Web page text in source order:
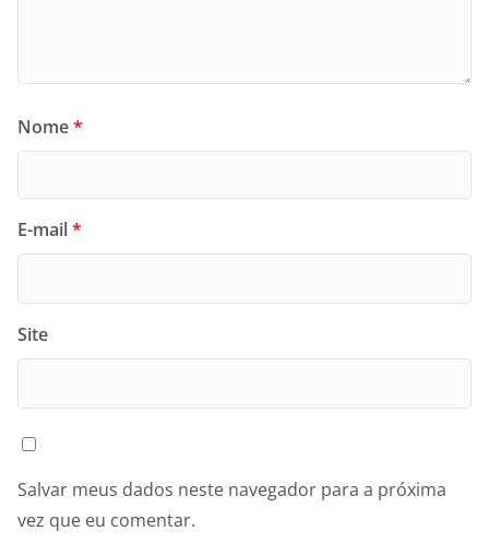
Nome*
E-mail*
Site
Salvar meus dados neste navegador para a próxima
vez que eu comentar.